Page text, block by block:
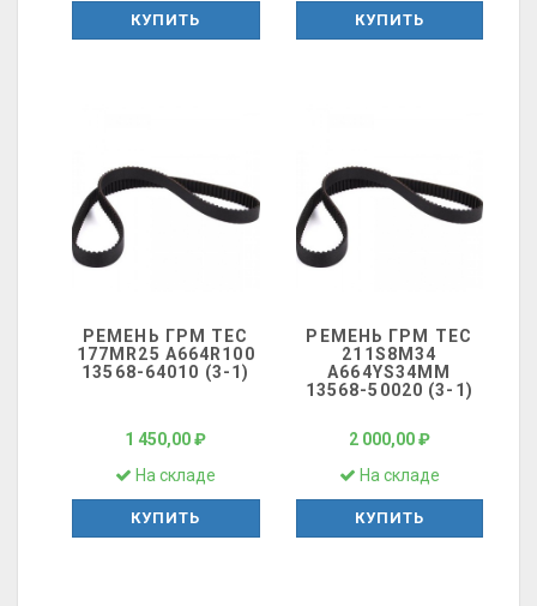
КУПИТЬ КУПИТЬ
РЕМЕНЬ ГРМ ТЕС
177MR25 A664R100
13568-64010 (3-1)
1 450,00 ₽
На складе
КУПИТЬ
РЕМЕНЬ ГРМ ТЕС
211S8M34
A664YS34MM
13568-50020 (3-1)
2 000,00 ₽
На складе
КУПИТЬ